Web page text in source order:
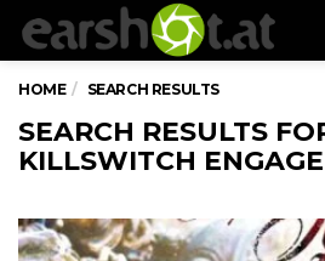
HOME SEARCH RESULTS
SEARCH RESULTS
KILLSWITCH ENGAGE